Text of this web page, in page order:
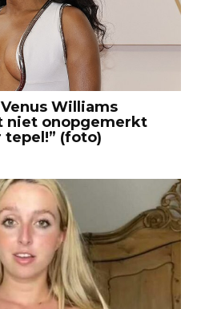
Williams
niet onopgemerkt
tepel!” (foto)